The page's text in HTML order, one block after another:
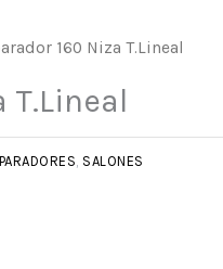
160 Niza T.Lineal
T.Lineal
, SALONES